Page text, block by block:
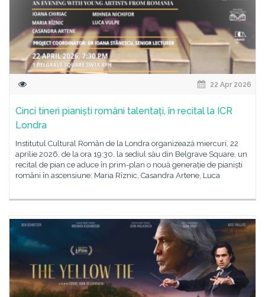
22 Apr 2026
Cinci tineri pianiști români talentați, în recital la ICR
Londra
Institutul Cultural Român de la Londra organizează miercuri, 22
aprilie 2026, de la ora 19:30, la sediul său din Belgrave Square, un
recital de pian ce aduce în prim-plan o nouă generație de pianiști
români în ascensiune: Maria Rîznic, Casandra Artene, Luca